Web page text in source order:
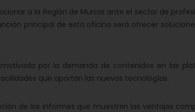
a la Región de Murcia ante el sector de
principal de esta oficina será ofrecer
por la demanda de contenidos en las
que aportan las nuevas tecnologías.
de los informes que muestren las ventajas